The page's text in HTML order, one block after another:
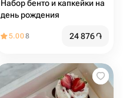
Набор бенто и капкейки на
день рождения
5.008 24 876֏